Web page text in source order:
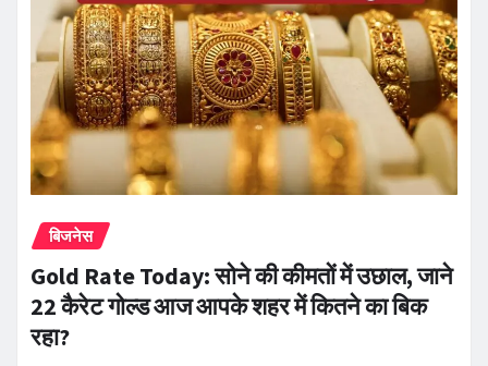
बिजनेस
Gold Rate Today: सोने की कीमतों में उछाल, जाने
22 कैरेट गोल्ड आज आपके शहर में कितने का बिक
रहा?